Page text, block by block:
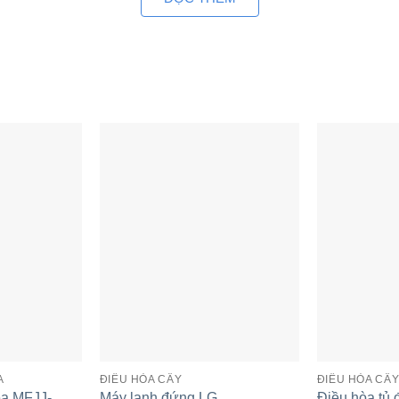
L/h
Tiêu chuẩn m
ĐIỀU HÒA CÂY ĐIỀU HÒA CÂY